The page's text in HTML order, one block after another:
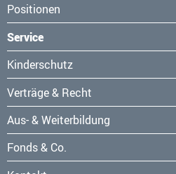
Positionen
Service
Navigation
überspringen
Kinderschutz
Verträge & Recht
Aus- & Weiterbildung
Fonds & Co.